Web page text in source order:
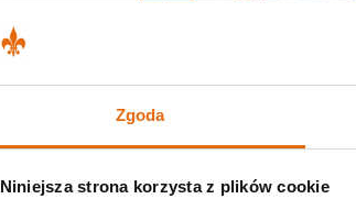
Zgoda
Niniejsza strona korzysta z plików cookie
Czym jest choroba
Objawy, leczenie